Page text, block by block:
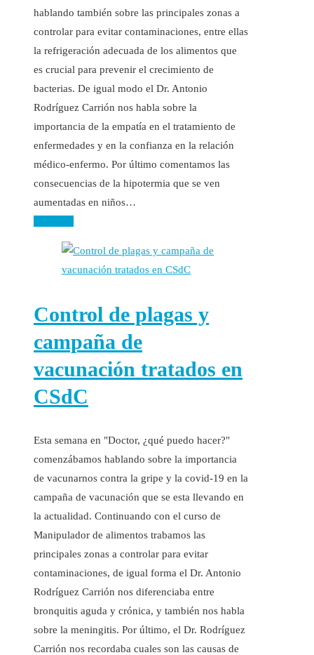
hablando también sobre las principales zonas a
controlar para evitar contaminaciones, entre ellas
la refrigeración adecuada de los alimentos que
es crucial para prevenir el crecimiento de
bacterias. De igual modo el Dr. Antonio
Rodríguez Carrión nos habla sobre la
importancia de la empatía en el tratamiento de
enfermedades y en la confianza en la relación
médico-enfermo. Por último comentamos las
consecuencias de la hipotermia que se ven
aumentadas en niños…
Control de plagas y
campaña de
vacunación tratados en
CSdC
Esta semana en "Doctor, ¿qué puedo hacer?"
comenzábamos hablando sobre la importancia
de vacunarnos contra la gripe y la covid-19 en la
campaña de vacunación que se esta llevando en
la actualidad. Continuando con el curso de
Manipulador de alimentos trabamos las
principales zonas a controlar para evitar
contaminaciones, de igual forma el Dr. Antonio
Rodríguez Carrión nos diferenciaba entre
bronquitis aguda y crónica, y también nos habla
sobre la meningitis. Por último, el Dr. Rodríguez
Carrión nos recordaba cuales son las causas de